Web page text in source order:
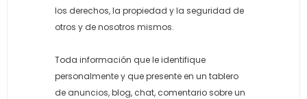
los derechos, la propiedad y la seguridad de
otros y de nosotros mismos.
Toda información que le identifique
personalmente y que presente en un tablero
de anuncios, blog, chat, comentario sobre un